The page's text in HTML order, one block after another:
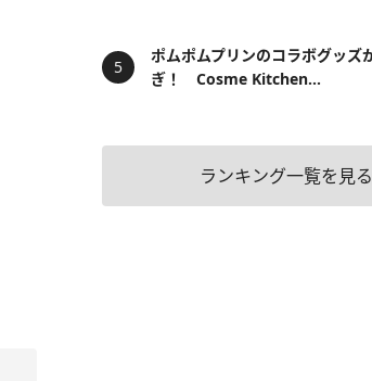
ポムポムプリンのコラボグッズ
ぎ！ Cosme Kitchen...
ランキング一覧を見る